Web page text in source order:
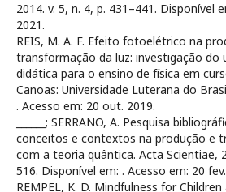
2014. v. 5, n. 4, p. 431–441. Disponível
2021.
REIS, M. A. F. Efeito fotoelétrico na
transformação da luz: investigação do
didática para o ensino de física em
Canoas: Universidade Luterana do
. Acesso em: 20 out. 2019.
______; SERRANO, A. Pesquisa
conceitos e contextos na produção e
com a teoria quântica. Acta Scientiae,
516. Disponível em: . Acesso em: 20
REMPEL, K. D. Mindfulness for